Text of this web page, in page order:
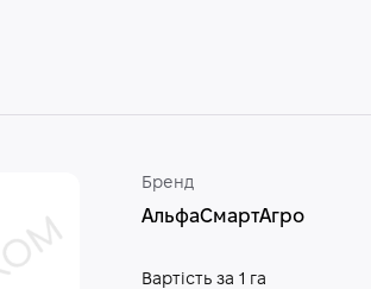
Бренд
АльфаСмартАгро
Вартість за 1 га